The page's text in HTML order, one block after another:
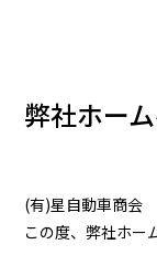
弊社ホー
(有)星自動車商会
この度、弊社ホー